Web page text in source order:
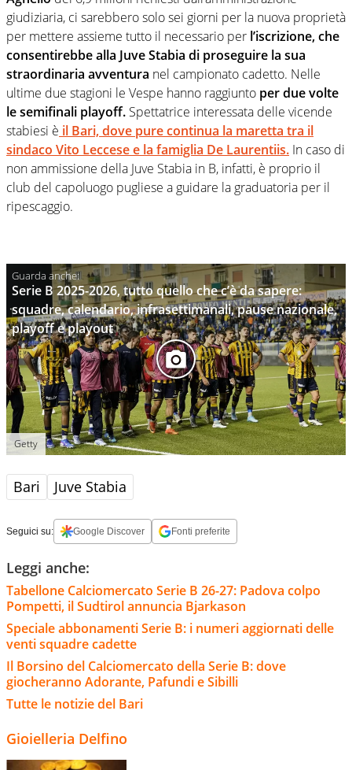
giudiziaria, ci sarebbero solo sei giorni per la nuova proprietà
per mettere assieme tutto il necessario per l’iscrizione, che
consentirebbe alla Juve Stabia di proseguire la sua
straordinaria avventura nel campionato cadetto. Nelle
ultime due stagioni le Vespe hanno raggiunto per due volte
le semifinali playoff. Spettatrice interessata delle vicende
stabiesi è il Bari, dove pure continua la maretta tra il
sindaco Vito Leccese e la famiglia De Laurentiis. In caso di
non ammissione della Juve Stabia in B, infatti, è proprio il
club del capoluogo pugliese a guidare la graduatoria per il
ripescaggio.
Serie B 2025-2026, tutto quello che c’è da sapere:
squadre, calendario, infrasettimanali, pause nazionale,
playoff e playout
Getty
Bari Juve Stabia
Seguici su: Google Discover Fonti preferite
Leggi anche:
Tabellone Calciomercato Serie B 26-27: Padova colpo
Pompetti, il Sudtirol annuncia Bjarkason
Speciale abbonamenti Serie B: i numeri aggiornati delle
venti squadre cadette
Il Borsino del Calciomercato della Serie B: dove
giocheranno Adorante, Pafundi e Sibilli
Tutte le notizie del Bari
Gioielleria Delfino